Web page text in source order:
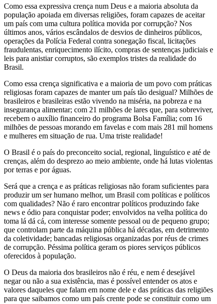
Como essa expressiva crença num Deus e a maioria absoluta da
população apoiada em diversas religiões, foram capazes de aceitar
um país com uma cultura política movida por corrupção? Nos
últimos anos, vários escândalos de desvios de dinheiros públicos,
operações da Polícia Federal contra sonegação fiscal, licitações
fraudulentas, enriquecimento ilícito, compras de sentenças judiciais e
leis para anistiar corruptos, são exemplos tristes da realidade do
Brasil.
Como essa crença significativa e a maioria de um povo com práticas
religiosas foram capazes de manter um país tão desigual? Milhões de
brasileiros e brasileiras estão vivendo na miséria, na pobreza e na
insegurança alimentar; com 21 milhões de lares que, para sobreviver,
recebem o auxílio financeiro do programa Bolsa Família; com 16
milhões de pessoas morando em favelas e com mais 281 mil homens
e mulheres em situação de rua. Uma triste realidade!
O Brasil é o país do preconceito social, regional, linguístico e até de
crenças, além do desprezo ao meio ambiente, onde há lutas violentas
por terras e por águas.
Será que a crença e as práticas religiosas não foram suficientes para
produzir um ser humano melhor, um Brasil com políticas e políticos
com qualidades? Não é raro encontrar políticos produzindo fake
news e ódio para conquistar poder; envolvidos na velha política do
toma lá dá cá, com interesse somente pessoal ou de pequeno grupo;
que controlam parte da máquina pública há décadas, em detrimento
da coletividade; bancadas religiosas organizadas por réus de crimes
de corrupção. Péssima política geram os piores serviços públicos
oferecidos à população.
O Deus da maioria dos brasileiros não é réu, e nem é desejável
negar ou não a sua existência, mas é possível entender os atos e
valores daqueles que falam em nome dele e das práticas das religiões
para que saibamos como um país crente pode se constituir como um